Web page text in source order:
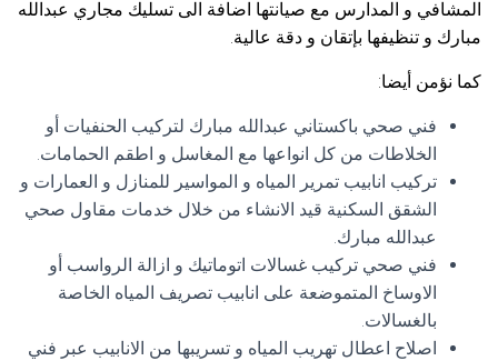
المشافي و المدارس مع صيانتها اضافة الى تسليك مجاري عبدالله
مبارك و تنظيفها بإتقان و دقة عالية.
كما نؤمن أيضا:
فني صحي باكستاني عبدالله مبارك لتركيب الحنفيات أو
الخلاطات من كل انواعها مع المغاسل و اطقم الحمامات.
تركيب انابيب تمرير المياه و المواسير للمنازل و العمارات و
الشقق السكنية قيد الانشاء من خلال خدمات مقاول صحي
عبدالله مبارك.
فني صحي تركيب غسالات اتوماتيك و ازالة الرواسب أو
الاوساخ المتموضعة على انابيب تصريف المياه الخاصة
بالغسالات.
اصلاح اعطال تهريب المياه و تسريبها من الانابيب عبر فني